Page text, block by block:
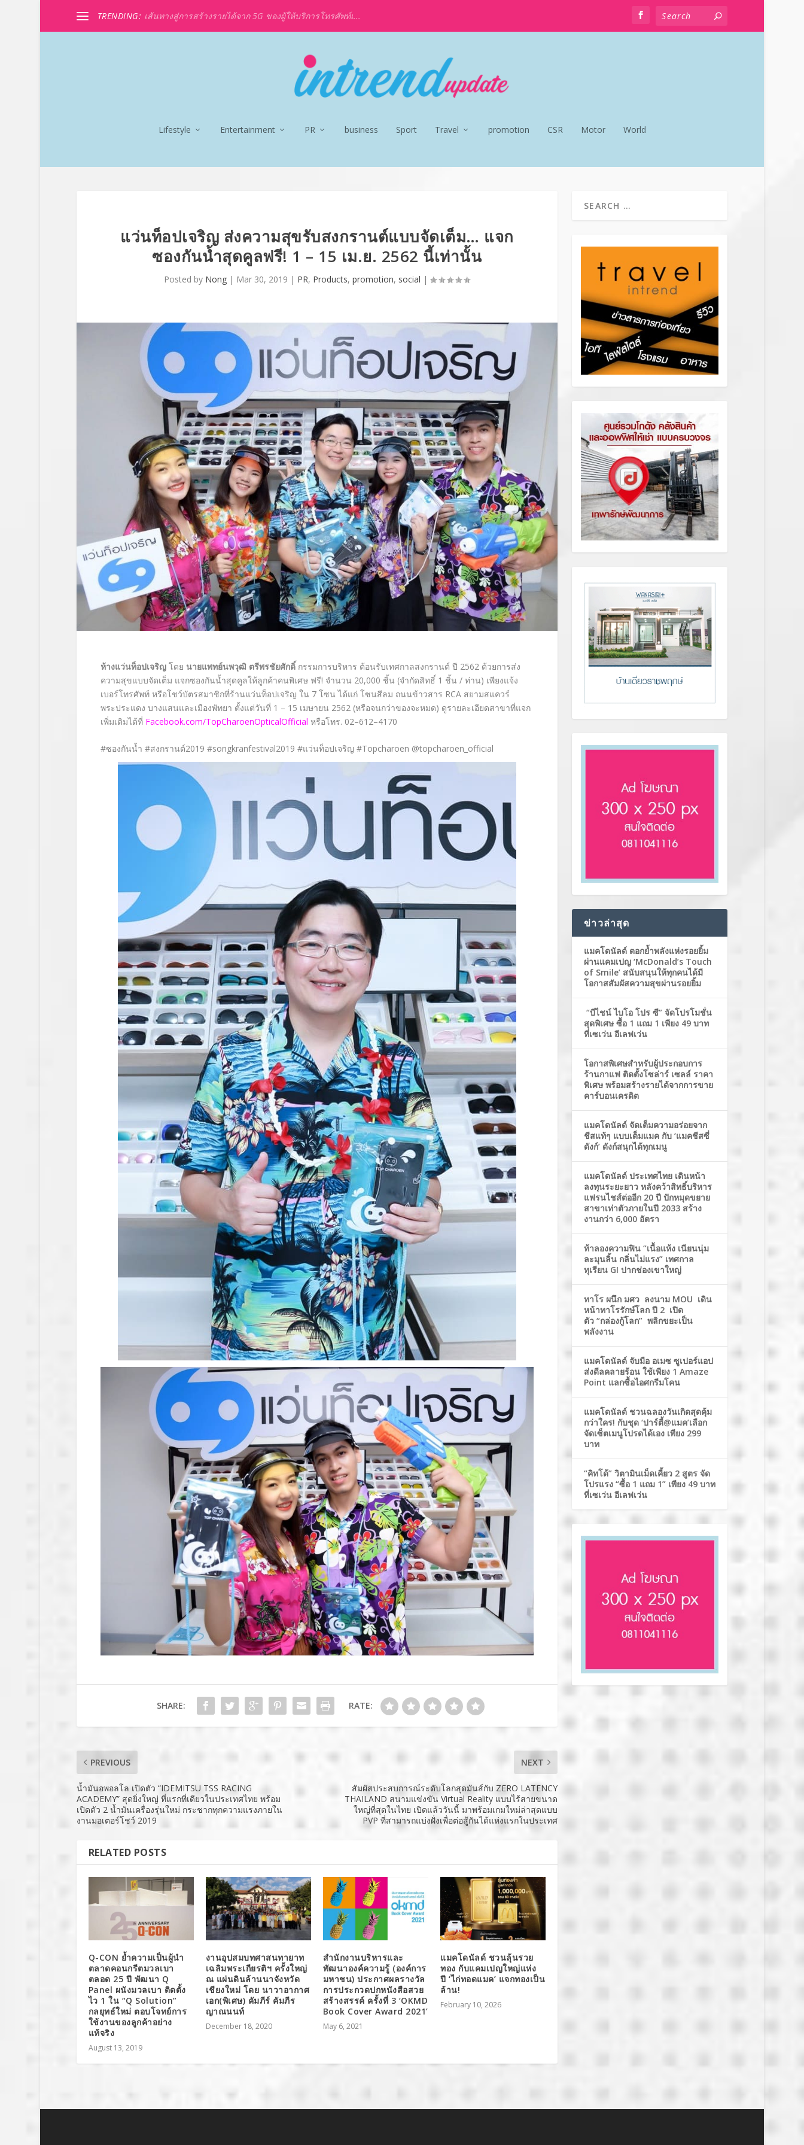
TRENDING: เส้นทางสู่การสร้างรายได้จาก 5G ของผู้ให้บริการโทรศัพท์เ...
Lifestyle Entertainment PR business Sport Travel promotion CSR Motor World
แว่นท็อปเจริญ ส่งความสุขรับสงกรานต์แบบจัดเต็ม… แจก
ซองกันน้ำสุดคูลฟรี! 1 – 15 เม.ย. 2562 นี้เท่านั้น
Posted by Nong | Mar 30, 2019 | PR, Products,promotion, social |
ห้างแว่นท็อปเจริญโดย นายแพทย์นพวุฒิ ตรีพรชัยศักดิ์กรรมการบริหาร ต้อนรับเทศกาลสงกรานต์ ปี 2562 ด้วยการส่ง
ความสุขแบบจัดเต็ม แจกซองกันน้ำสุดคูลให้ลูกค้าคนพิเศษ ฟรี! จำนวน 20,000 ชิ้น (จำกัดสิทธิ์ 1 ชิ้น / ท่าน) เพียงแจ้ง
เบอร์โทรศัพท์ หรือโชว์บัตรสมาชิกที่ร้านแว่นท็อปเจริญ ใน 7 โซน ได้แก่ โซนสีลม ถนนข้าวสาร RCA สยามสแควร์
พระประแดง บางแสนและเมืองพัทยา ตั้งแต่วันที่ 1 – 15 เมษายน 2562 (หรือจนกว่าของจะหมด) ดูรายละเอียดสาขาที่แจก
เพิ่มเติมได้ที่ Facebook.com/TopCharoenOpticalOfficial หรือโทร. 02–612–4170
#ซองกันน้ำ #สงกรานต์2019 #songkranfestival2019 #แว่นท็อปเจริญ #Topcharoen @topcharoen_official
SHARE: RATE:
PREVIOUS
น้ำมันอพอลโล เปิดตัว “IDEMITSU TSS RACING
ACADEMY” สุดยิ่งใหญ่ ที่แรกที่เดียวในประเทศไทย พร้อม
เปิดตัว 2 น้ำมันเครื่องรุ่นใหม่ กระชากทุกความแรงภายใน
งานมอเตอร์โชว์ 2019
NEXT
สัมผัสประสบการณ์ระดับโลกสุดมันส์กับ ZERO LATENCY
THAILAND สนามแข่งขัน Virtual Reality แบบไร้สายขนาด
ใหญ่ที่สุดในไทย เปิดแล้ววันนี้ มาพร้อมเกมใหม่ล่าสุดแบบ
PVP ที่สามารถแบ่งฝั่งเพื่อต่อสู้กันได้แห่งแรกในประเทศ
RELATED POSTS
Q-CON ย้ำความเป็นผู้นำ
ตลาดคอนกรีตมวลเบา
ตลอด 25 ปี พัฒนา Q
Panel ผนังมวลเบา ติดตั้ง
ไว 1 ใน “Q Solution”
กลยุทธ์ใหม่ ตอบโจทย์การ
ใช้งานของลูกค้าอย่าง
แท้จริง
August 13, 2019
งานอุปสมบทศาสนทายาท
เฉลิมพระเกียรติฯ ครั้งใหญ่
ณ แผ่นดินล้านนาจังหวัด
เชียงใหม่ โดย นาวาอากาศ
เอก(พิเศษ) คัมภีร์ คัมภีร
ญาณนนท์
December 18, 2020
สำนักงานบริหารและ
พัฒนาองค์ความรู้ (องค์การ
มหาชน) ประกาศผลรางวัล
การประกวดปกหนังสือสวย
สร้างสรรค์ ครั้งที่ 3 ‘OKMD
Book Cover Award 2021’
May 6, 2021
แมคโดนัลด์ ชวนลุ้นรวย
ทอง กับแคมเปญใหญ่แห่ง
ปี ‘ไก่ทอดแมค’ แจกทองเป็น
ล้าน!
February 10, 2026
ข่าวล่าสุด
แมคโดนัลด์ ตอกย้ำพลังแห่งรอยยิ้ม
ผ่านแคมเปญ ‘McDonald’s Touch
of Smile’ สนับสนุนให้ทุกคนได้มี
โอกาสสัมผัสความสุขผ่านรอยยิ้ม
“บีไชน์ ไบโอ โปร ซี” จัดโปรโมชั่น
สุดพิเศษ ซื้อ 1 แถม 1 เพียง 49 บาท
ที่เซเว่น อีเลฟเว่น
โอกาสพิเศษสำหรับผู้ประกอบการ
ร้านกาแฟ ติดตั้งโซล่าร์ เซลล์ ราคา
พิเศษ พร้อมสร้างรายได้จากการขาย
คาร์บอนเครดิต
แมคโดนัลด์ จัดเต็มความอร่อยจาก
ชีสแท้ๆ แบบเต็มแมค กับ ‘แมคชีสซี่
ดังก์’ ดังก์สนุกได้ทุกเมนู
แมคโดนัลด์ ประเทศไทย เดินหน้า
ลงทุนระยะยาว หลังคว้าสิทธิ์บริหาร
แฟรนไชส์ต่ออีก 20 ปี ปักหมุดขยาย
สาขาเท่าตัวภายในปี 2033 สร้าง
งานกว่า 6,000 อัตรา
ท้าลองความฟิน “เนื้อแห้ง เนียนนุ่ม
ละมุนลิ้น กลิ่นไม่แรง” เทศกาล
ทุเรียน GI ปากช่องเขาใหญ่
ทาโร ผนึก มศว ลงนาม MOU เดิน
หน้าทาโรรักษ์โลก ปี 2 เปิด
ตัว “กล่องกู้โลก” พลิกขยะเป็น
พลังงาน
แมคโดนัลด์ จับมือ อเมซ ซูเปอร์แอป
ส่งดีลคลายร้อน ใช้เพียง 1 Amaze
Point แลกซื้อไอศกรีมโคน
แมคโดนัลด์ ชวนฉลองวันเกิดสุดคุ้ม
กว่าใคร! กับชุด ‘ปาร์ตี้@แมค’เลือก
จัดเซ็ตเมนูโปรดได้เอง เพียง 299
บาท
“คิทโด้” วิตามินเม็ดเคี้ยว 2 สูตร จัด
โปรแรง “ซื้อ 1 แถม 1” เพียง 49 บาท
ที่เซเว่น อีเลฟเว่น